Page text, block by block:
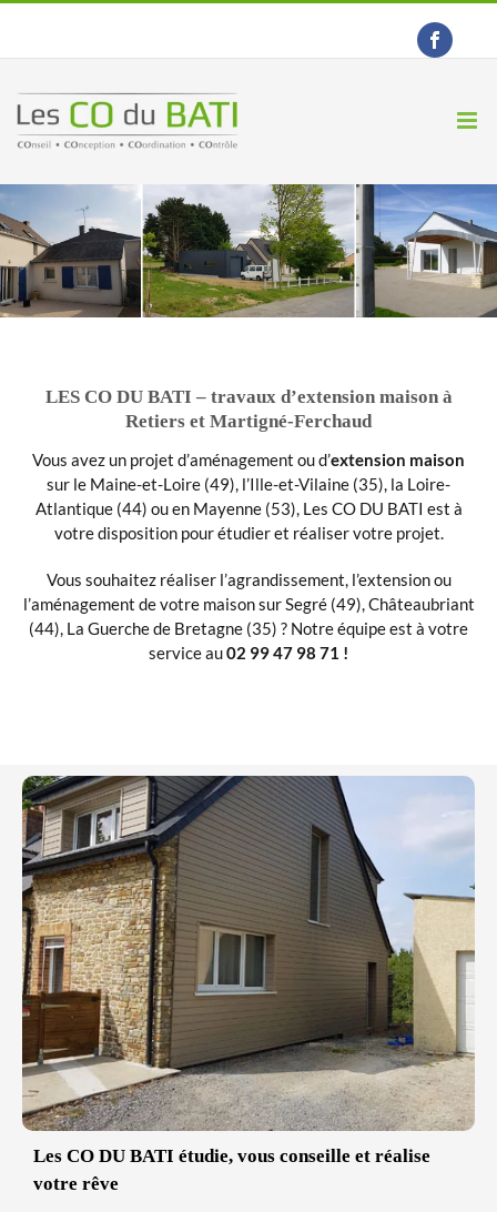
contenu
LES CO DU BATI – travaux d’extension maison à
Retiers et Martigné-Ferchaud
Vous avez un projet d’aménagement ou d’extension maison
sur le Maine-et-Loire (49), l’Ille-et-Vilaine (35), la Loire-
Atlantique (44) ou en Mayenne (53), Les CO DU BATI est à
votre disposition pour étudier et réaliser votre projet.
Vous souhaitez réaliser l’agrandissement, l’extension ou
l’aménagement de votre maison sur Segré (49), Châteaubriant
(44), La Guerche de Bretagne (35) ? Notre équipe est à votre
service au02 99 47 98 71 !
Les CO DU BATI étudie, vous conseille et réalise
votre rêve